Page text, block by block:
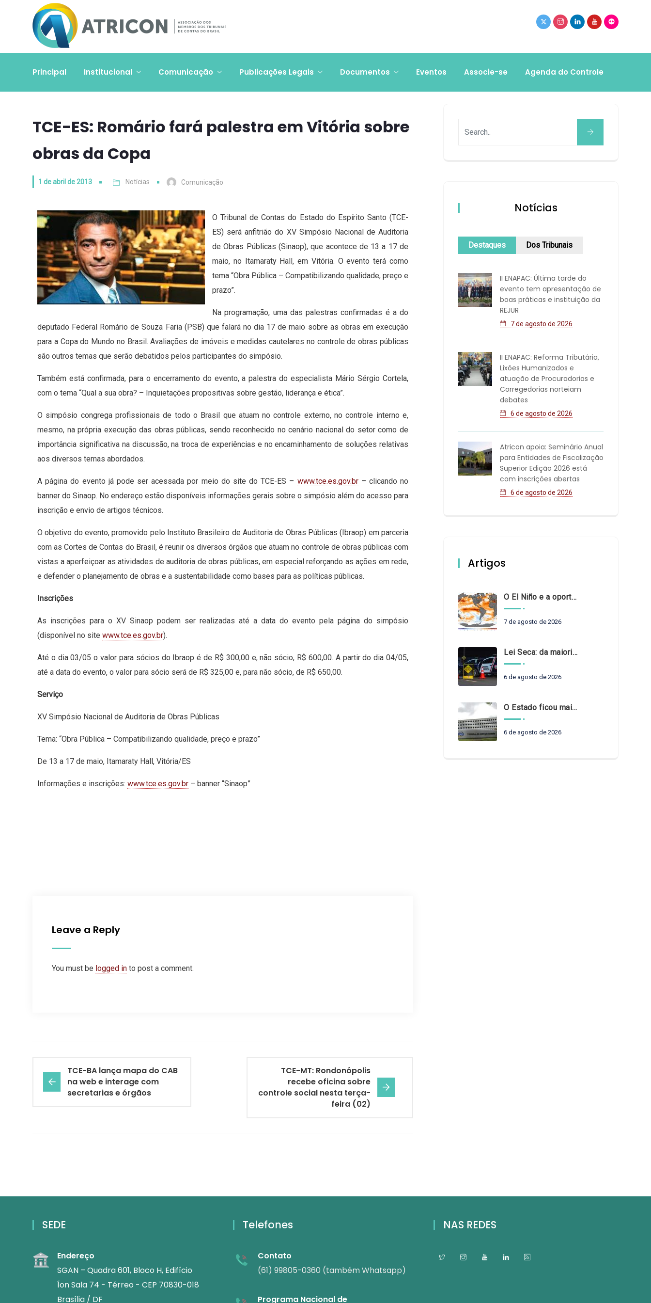
Principal Institucional Comunicação Publicações Legais Documentos Eventos Associe-se Agenda do Controle
TCE-ES: Romário fará palestra em Vitória sobre
obras da Copa
1 de abril de 2013 Notícias Comunicação
O Tribunal de Contas do Estado do Espírito Santo (TCE-
ES) será anfitrião do XV Simpósio Nacional de Auditoria
de Obras Públicas (Sinaop), que acontece de 13 a 17 de
maio, no Itamaraty Hall, em Vitória. O evento terá como
tema “Obra Pública – Compatibilizando qualidade, preço e
prazo”.
Na programação, uma das palestras confirmadas é a do
deputado Federal Romário de Souza Faria (PSB) que falará no dia 17 de maio sobre as obras em execução
para a Copa do Mundo no Brasil. Avaliações de imóveis e medidas cautelares no controle de obras públicas
são outros temas que serão debatidos pelos participantes do simpósio.
Também está confirmada, para o encerramento do evento, a palestra do especialista Mário Sérgio Cortela,
com o tema “Qual a sua obra? – Inquietações propositivas sobre gestão, liderança e ética”.
O simpósio congrega profissionais de todo o Brasil que atuam no controle externo, no controle interno e,
mesmo, na própria execução das obras públicas, sendo reconhecido no cenário nacional do setor como de
importância significativa na discussão, na troca de experiências e no encaminhamento de soluções relativas
aos diversos temas abordados.
A página do evento já pode ser acessada por meio do site do TCE-ES – www.tce.es.gov.br– clicando no
banner do Sinaop. No endereço estão disponíveis informações gerais sobre o simpósio além do acesso para
inscrição e envio de artigos técnicos.
O objetivo do evento, promovido pelo Instituto Brasileiro de Auditoria de Obras Públicas (Ibraop) em parceria
com as Cortes de Contas do Brasil, é reunir os diversos órgãos que atuam no controle de obras públicas com
vistas a aperfeiçoar as atividades de auditoria de obras públicas, em especial reforçando as ações em rede,
e defender o planejamento de obras e a sustentabilidade como bases para as políticas públicas.
Inscrições
As inscrições para o XV Sinaop podem ser realizadas até a data do evento pela página do simpósio
(disponível no site www.tce.es.gov.br).
Até o dia 03/05 o valor para sócios do Ibraop é de R$ 300,00 e, não sócio, R$ 600,00. A partir do dia 04/05,
até a data do evento, o valor para sócio será de R$ 325,00 e, para não sócio, de R$ 650,00.
Serviço
XV Simpósio Nacional de Auditoria de Obras Públicas
Tema: “Obra Pública – Compatibilizando qualidade, preço e prazo”
De 13 a 17 de maio, Itamaraty Hall, Vitória/ES
Informações e inscrições: www.tce.es.gov.br – banner “Sinaop”
Leave a Reply
You must be logged in to post a comment.
TCE-BA lança mapa do CAB
na web e interage com
secretarias e órgãos
TCE-MT: Rondonópolis
recebe oficina sobre
controle social nesta terça-
feira (02)
Notícias
Destaques Dos Tribunais
II ENAPAC: Última tarde do
evento tem apresentação de
boas práticas e instituição da
REJUR
7 de agosto de 2026
II ENAPAC: Reforma Tributária,
Lixões Humanizados e
atuação de Procuradorias e
Corregedorias norteiam
debates
6 de agosto de 2026
Atricon apoia: Seminário Anual
para Entidades de Fiscalização
Superior Edição 2026 está
com inscrições abertas
6 de agosto de 2026
Artigos
O El Niño e a oportunidade de fortalecer o controle externo das políticas climáticas
7 de agosto de 2026
Lei Seca: da maioridade à maturidade
6 de agosto de 2026
O Estado ficou mais complexo. O controle precisa acompanhar
6 de agosto de 2026
SEDE
Endereço
SGAN – Quadra 601, Bloco H, Edifício
Íon Sala 74 - Térreo - CEP 70830-018
Brasília / DF
Telefones
Contato
(61) 99805-0360 (também Whatsapp)
Programa Nacional de
NAS REDES